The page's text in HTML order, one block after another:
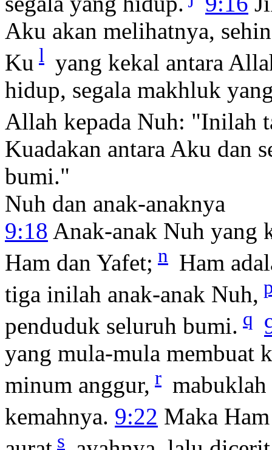
Aku akan melihatnya,
Ku l yang kekal antara
hidup, segala makhluk
Allah kepada Nuh: "Inilah
Kuadakan antara Aku dan
bumi."
Nuh dan anak-anaknya
9:18 Anak-anak Nuh yang
Ham dan Yafet; n Ham
tiga inilah anak-anak Nuh,
penduduk seluruh bumi. q
yang mula-mula membuat
minum anggur, r mabuklah
kemahnya. 9:22 Maka Ham
s